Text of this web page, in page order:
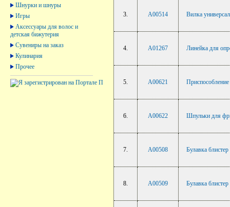
Шнурки и шнуры
Игры
Аксессуары для волос и
детская бижутерия
Сувениры на заказ
Кулинария
Прочее
3. A00514 Вилка
4. A01267 Линейка для
5. A00621
6. A00622 Шпульки для
7. A00508 Булавка
8. A00509 Булавка